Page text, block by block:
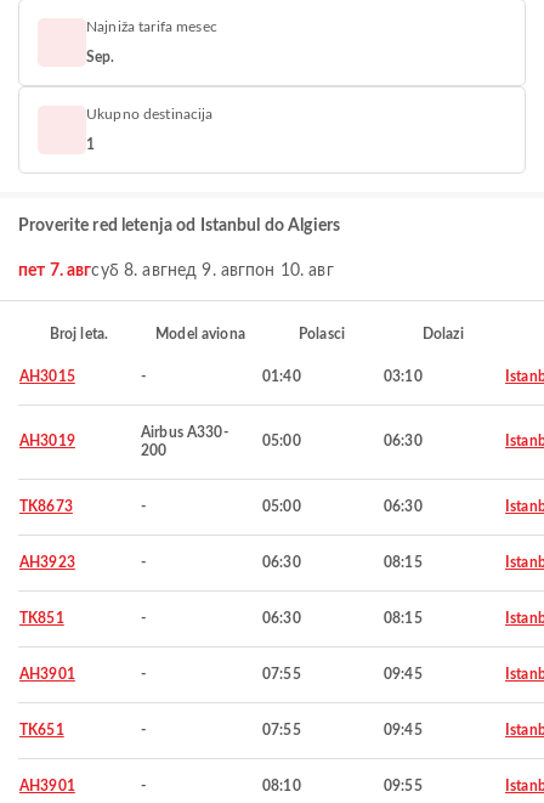
Najniža tarifa mesec
Sep.
Ukupno destinacija
1
Proverite red letenja od Istanbul do Algiers
пет 7. авгсуб 8. авгнед 9. авгпон 10. авг
Broj leta. Model aviona Polasci Dolazi
AH3015 - 01:40 03:10
AH3019
Airbus A330-
200
05:00 06:30
TK8673 - 05:00 06:30
AH3923 - 06:30 08:15
TK851 - 06:30 08:15
AH3901 - 07:55 09:45
TK651 - 07:55 09:45
AH3901 - 08:10 09:55